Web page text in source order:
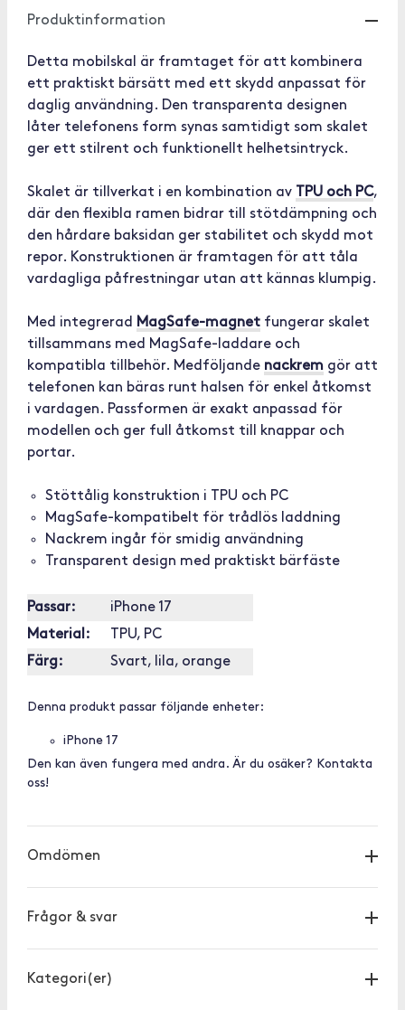
Produktinformation
Detta mobilskal är framtaget för att kombinera
ett praktiskt bärsätt med ett skydd anpassat för
daglig användning. Den transparenta designen
låter telefonens form synas samtidigt som skalet
ger ett stilrent och funktionellt helhetsintryck.
Skalet är tillverkat i en kombination av TPU och PC,
där den flexibla ramen bidrar till stötdämpning och
den hårdare baksidan ger stabilitet och skydd mot
repor. Konstruktionen är framtagen för att tåla
vardagliga påfrestningar utan att kännas klumpig.
Med integrerad MagSafe-magnet fungerar skalet
tillsammans med MagSafe-laddare och
kompatibla tillbehör. Medföljande nackrem gör att
telefonen kan bäras runt halsen för enkel åtkomst
i vardagen. Passformen är exakt anpassad för
modellen och ger full åtkomst till knappar och
portar.
Stöttålig konstruktion i TPU och PC
MagSafe-kompatibelt för trådlös laddning
Nackrem ingår för smidig användning
Transparent design med praktiskt bärfäste
Passar:
iPhone 17
Material:
TPU, PC
Färg:
Svart, lila, orange
Denna produkt passar följande enheter:
iPhone 17
Den kan även fungera med andra. Är du osäker? Kontakta
oss!
Omdömen
Frågor & svar
Kategori(er)